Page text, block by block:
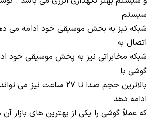
سیستم
شبکه نیز به بخش موسیقی خود ادامه می
اتصال به
شبکه مخابراتی نیز به پخش موسیقی خود
گوشی با
بالاترین حجم صدا تا 27
ادامه دهد
که عملاً گوشی را یکی از بهترین های بازار